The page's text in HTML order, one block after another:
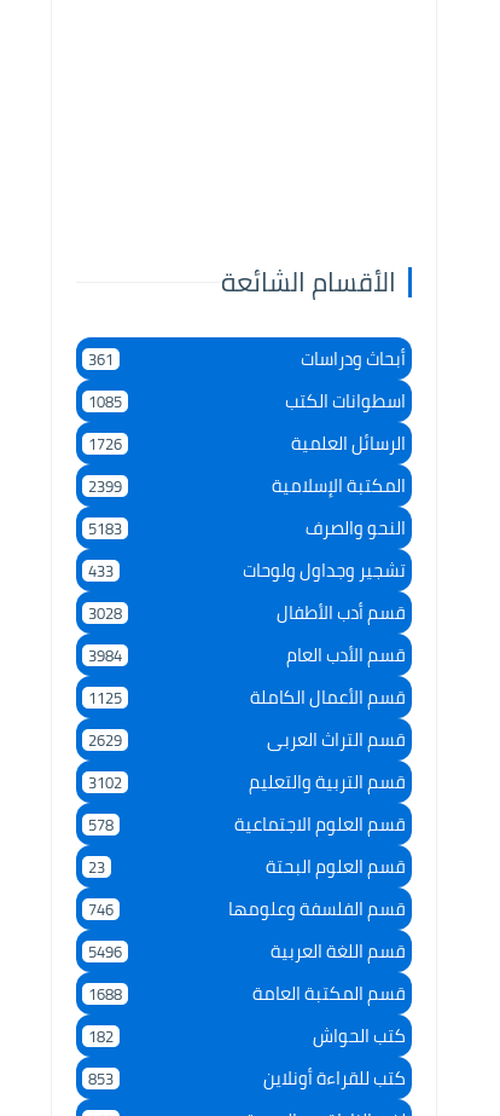
الأقسام الشائعة
أبحاث ودراسات 361
اسطوانات الكتب 1085
الرسائل العلمية 1726
المكتبة الإسلامية 2399
النحو والصرف 5183
تشجير وجداول ولوحات 433
قسم أدب الأطفال 3028
قسم الأدب العام 3984
قسم الأعمال الكاملة 1125
قسم التراث العربى 2629
قسم التربية والتعليم 3102
قسم العلوم الاجتماعية 578
قسم العلوم البحتة 23
قسم الفلسفة وعلومها 746
قسم اللغة العربية 5496
قسم المكتبة العامة 1688
كتب الحواش 182
كتب للقراءة أونلاين 853